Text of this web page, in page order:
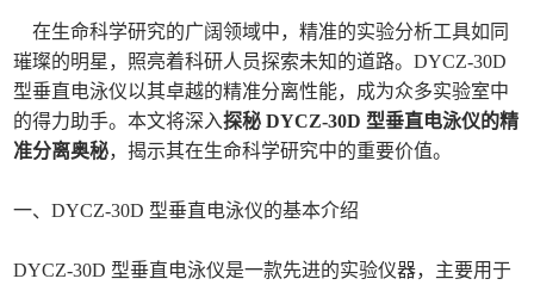
在生命科学研究的广阔领域中，精准的实验分析工具如同
璀璨的明星，照亮着科研人员探索未知的道路。DYCZ-30D
型垂直电泳仪以其卓越的精准分离性能，成为众多实验室中
的得力助手。本文将深入探秘 DYCZ-30D 型垂直电泳仪的精
准分离奥秘，揭示其在生命科学研究中的重要价值。
一、DYCZ-30D 型垂直电泳仪的基本介绍
DYCZ-30D 型垂直电泳仪是一款先进的实验仪器，主要用于